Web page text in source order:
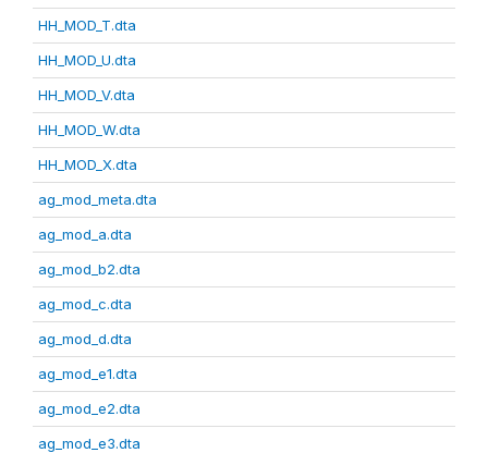
HH_MOD_T.dta
HH_MOD_U.dta
HH_MOD_V.dta
HH_MOD_W.dta
HH_MOD_X.dta
ag_mod_meta.dta
ag_mod_a.dta
ag_mod_b2.dta
ag_mod_c.dta
ag_mod_d.dta
ag_mod_e1.dta
ag_mod_e2.dta
ag_mod_e3.dta